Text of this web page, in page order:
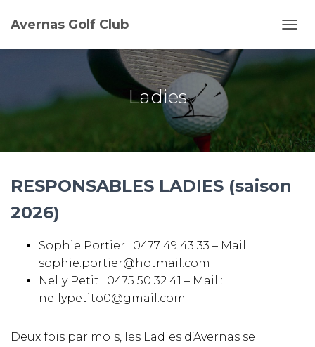
Avernas Golf Club
É
P
A
V
Ladies
RESPONSABLES LADIES (saison
2026)
Sophie Portier : 0477 49 43 33 – Mail :
sophie.portier@hotmail.com
Nelly Petit : 0475 50 32 41 – Mail :
nellypetito0@gmail.com
Deux fois par mois, les Ladies d’Avernas se